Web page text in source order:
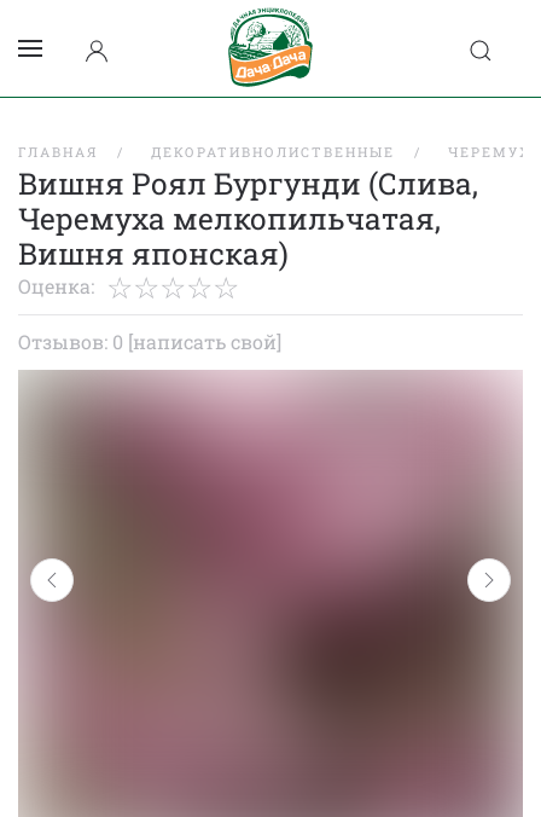
ГЛАВНАЯ ДЕКОРАТИВНОЛИСТВЕННЫЕ
Вишня Роял Бургунди (Слива,
Черемуха мелкопильчатая,
Вишня японская)
Оценка:
Отзывов: 0 [написать свой]